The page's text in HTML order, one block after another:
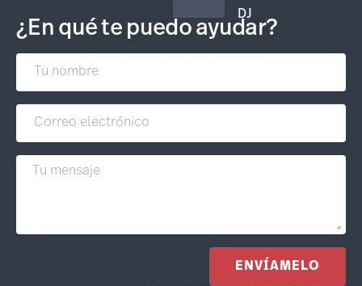
DJ
¿En qué te puedo ayudar?
ENVÍAMELO